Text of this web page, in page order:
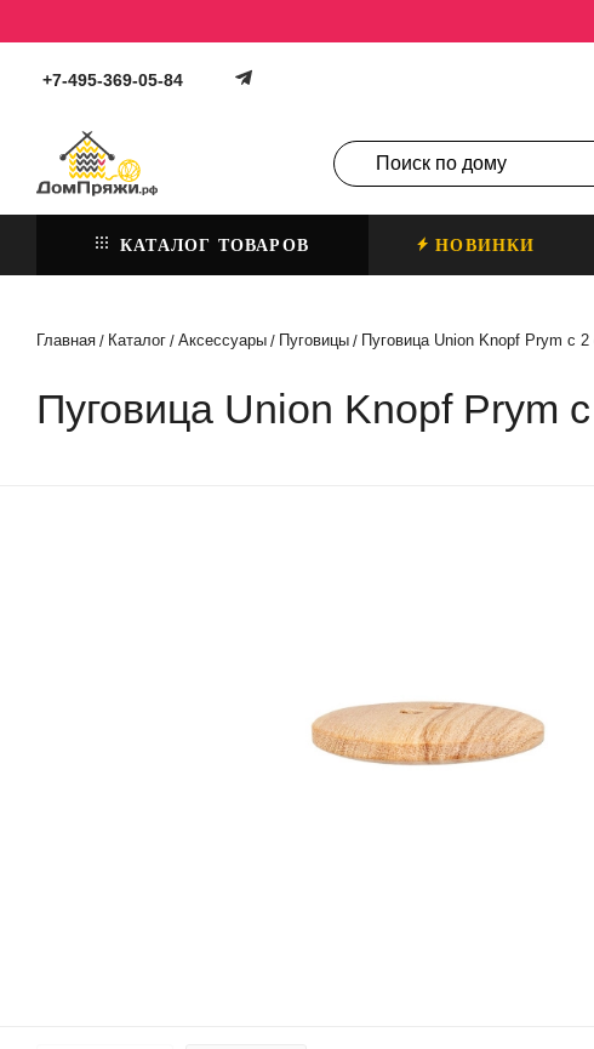
+7-495-369-05-84
КАТАЛОГ ТОВАРОВ НОВИНКИ
Главная / Каталог / Аксессуары / Пуговицы / Пуговица Union Knopf Prym с
Пуговица Union Knopf Prym